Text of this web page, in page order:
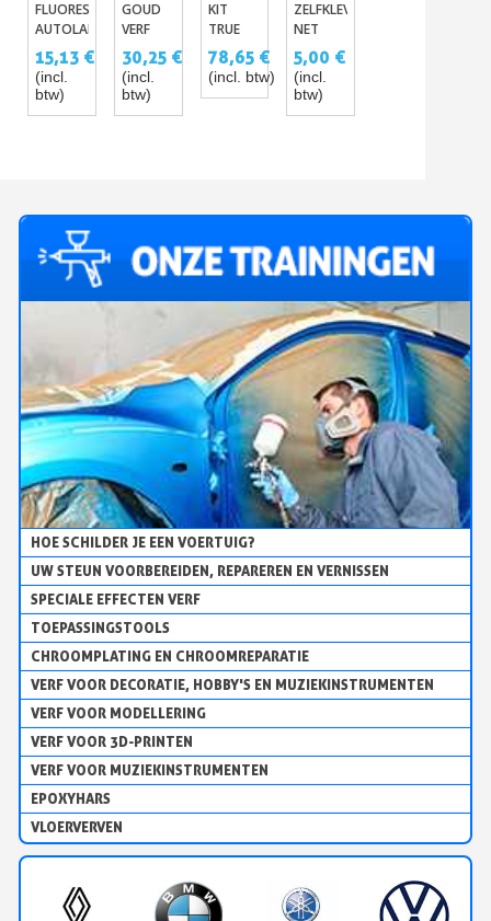
HOE SCHILDER JE EEN VOERTUIG?
UW STEUN VOORBEREIDEN, REPAREREN EN VERNISSEN
SPECIALE EFFECTEN VERF
TOEPASSINGSTOOLS
CHROOMPLATING EN CHROOMREPARATIE
VERF VOOR DECORATIE, HOBBY'S EN MUZIEKINSTRUMENTEN
VERF VOOR MODELLERING
VERF VOOR 3D-PRINTEN
VERF VOOR MUZIEKINSTRUMENTEN
EPOXYHARS
VLOERVERVEN
FLUORESCENTE
AUTOLAK
125ML
15,13 €
(incl.
btw)
GOUD
VERF
8ΜM -
GOLD
PREMIUM
30,25 €
(incl.
btw)
KIT
TRUE
FIRE
78,65 €
(incl. btw)
ZELFKLEVEND
NET
VAN
STRIPING
CHROOM
5,00 €
(incl.
btw)